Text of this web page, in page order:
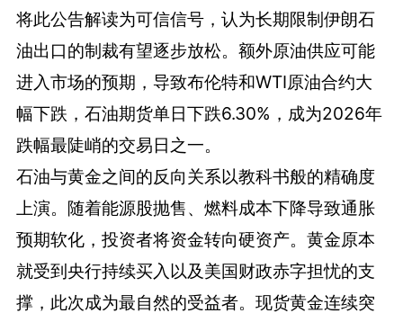
将此公告解读为可信信号，认为长期限制伊朗石
油出口的制裁有望逐步放松。额外原油供应可能
进入市场的预期，导致布伦特和WTI原油合约大
幅下跌，石油期货单日下跌6.30%，成为2026年
跌幅最陡峭的交易日之一。
石油与黄金之间的反向关系以教科书般的精确度
上演。随着能源股抛售、燃料成本下降导致通胀
预期软化，投资者将资金转向硬资产。黄金原本
就受到央行持续买入以及美国财政赤字担忧的支
撑，此次成为最自然的受益者。现货黄金连续突